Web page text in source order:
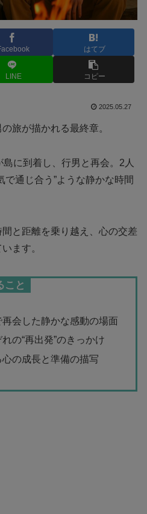
はてブ
LINE コピー
2025.05.27
旅が描かれる最終章。
に到着し、行男と再会。2人
で通じ合う”ような静かな時間
と距離を乗り越え、心の交差
ます。
こと
会した静かな感動の場面
の“再出発”のきっかけ
の成長と準備の描写